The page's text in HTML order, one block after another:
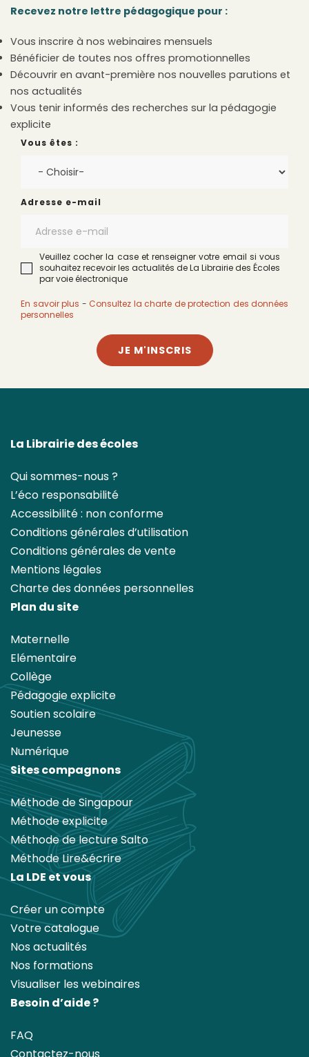
Recevez notre lettre pédagogique pour :
Vous inscrire à nos webinaires mensuels
Bénéficier de toutes nos offres promotionnelles
Découvrir en avant-première nos nouvelles parutions et
nos actualités
Vous tenir informés des recherches sur la pédagogie
explicite
Vous êtes :
Adresse e-mail
Veuillez cocher la case et renseigner votre email si vous
souhaitez recevoir les actualités de La Librairie des Écoles
par voie électronique
En savoir plus - Consultez la charte de protection des données
personnelles
JE M'INSCRIS
La Librairie des écoles
Qui sommes-nous ?
L’éco responsabilité
Accessibilité : non conforme
Conditions générales d’utilisation
Conditions générales de vente
Mentions légales
Charte des données personnelles
Plan du site
Maternelle
Elémentaire
Collège
Pédagogie explicite
Soutien scolaire
Jeunesse
Numérique
Sites compagnons
Méthode de Singapour
Méthode explicite
Méthode de lecture Salto
Méthode Lire&écrire
La LDE et vous
Créer un compte
Votre catalogue
Nos actualités
Nos formations
Visualiser les webinaires
Besoin d’aide ?
FAQ